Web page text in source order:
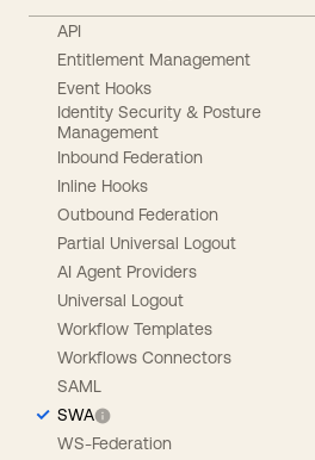
API
Entitlement Management
Event Hooks
Identity Security & Posture
Management
Inbound Federation
Inline Hooks
Outbound Federation
Partial Universal Logout
AI Agent Providers
Universal Logout
Workflow Templates
Workflows Connectors
SAML
SWA
WS-Federation